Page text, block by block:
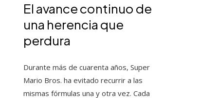
El avance continuo de
una herencia que
perdura
Durante más de cuarenta años, Super
Mario Bros. ha evitado recurrir a las
mismas fórmulas una y otra vez. Cada